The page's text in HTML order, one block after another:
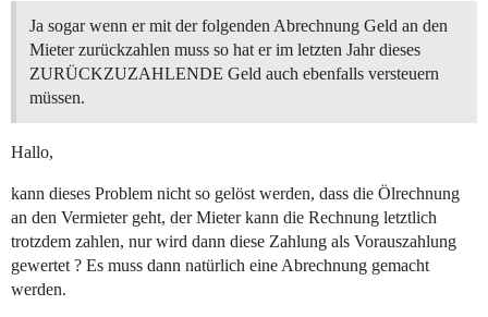
Ja sogar wenn er mit der folgenden Abrechnung Geld an den
Mieter zurückzahlen muss so hat er im letzten Jahr dieses
ZURÜCKZUZAHLENDE Geld auch ebenfalls versteuern
müssen.
Hallo,
kann dieses Problem nicht so gelöst werden, dass die Ölrechnung
an den Vermieter geht, der Mieter kann die Rechnung letztlich
trotzdem zahlen, nur wird dann diese Zahlung als Vorauszahlung
gewertet ? Es muss dann natürlich eine Abrechnung gemacht
werden.